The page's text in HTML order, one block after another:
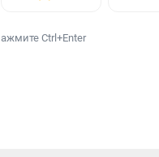
Ctrl+Enter